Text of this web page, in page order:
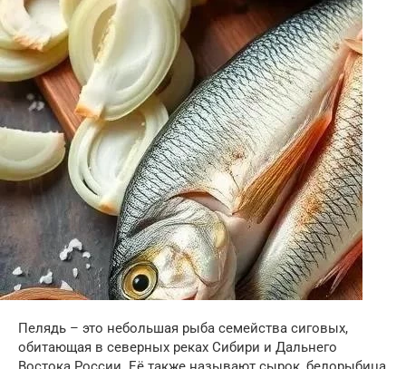
Пелядь – это небольшая рыба семейства сиговых,
обитающая в северных реках Сибири и Дальнего